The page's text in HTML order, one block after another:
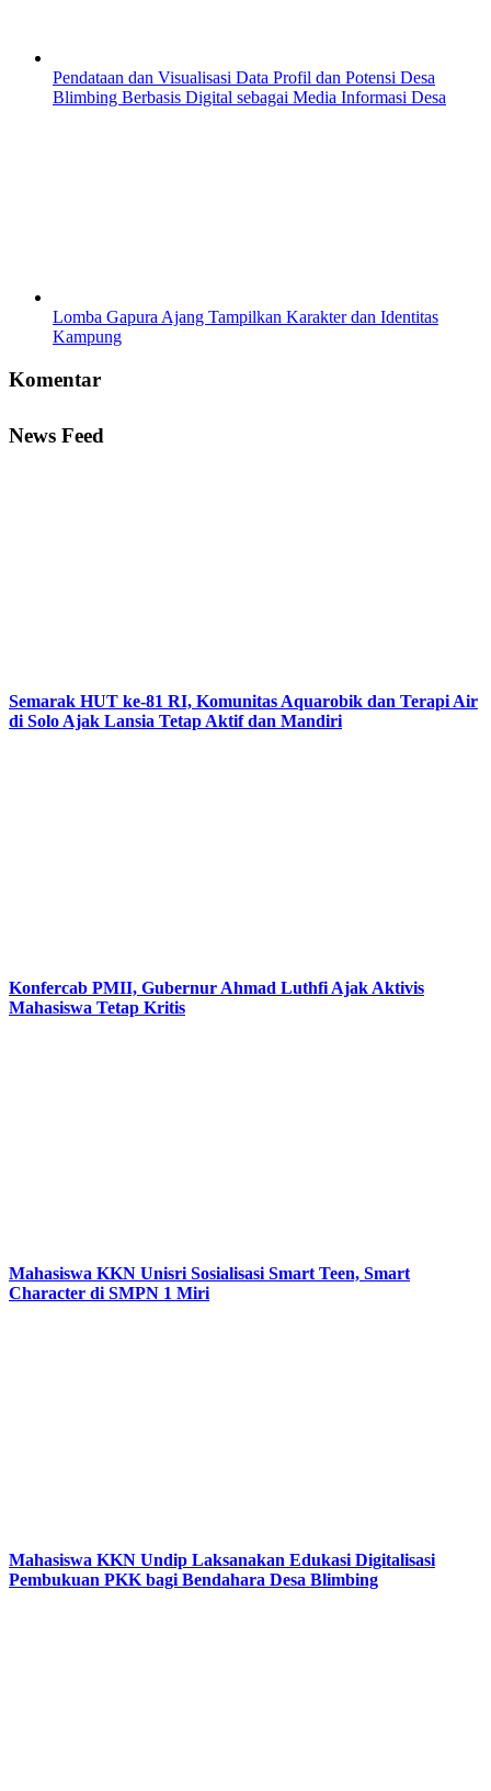
Pendataan dan Visualisasi Data Profil dan Potensi Desa
Blimbing Berbasis Digital sebagai Media Informasi Desa
Lomba Gapura Ajang Tampilkan Karakter dan Identitas
Kampung
Komentar
News Feed
Semarak HUT ke-81 RI, Komunitas Aquarobik dan Terapi Air
di Solo Ajak Lansia Tetap Aktif dan Mandiri
Konfercab PMII, Gubernur Ahmad Luthfi Ajak Aktivis
Mahasiswa Tetap Kritis
Mahasiswa KKN Unisri Sosialisasi Smart Teen, Smart
Character di SMPN 1 Miri
Mahasiswa KKN Undip Laksanakan Edukasi Digitalisasi
Pembukuan PKK bagi Bendahara Desa Blimbing